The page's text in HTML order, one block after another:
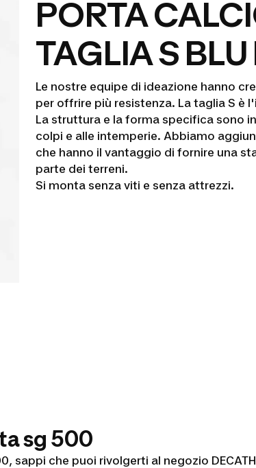
PORTA
TAGLIA S
Le nostre equipe di ideazione hanno
per offrire più resistenza. La taglia S è
La struttura e la forma specifica sono
colpi e alle intemperie. Abbiamo
che hanno il vantaggio di fornire una
parte dei terreni.
Si monta senza viti e senza attrezzi.
sg 500
che puoi rivolgerti al negozio